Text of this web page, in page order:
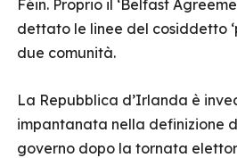
Féin. Proprio il ‘Belfast
dettato le linee del cosiddetto
due comunità.
La Repubblica d’Irlanda è
impantanata nella definizione
governo dopo la tornata